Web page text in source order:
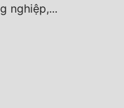
nghiệp,...